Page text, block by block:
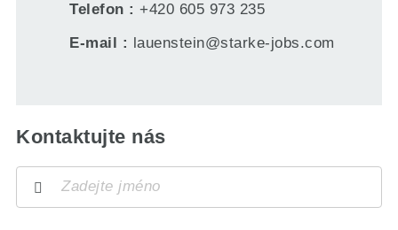
Telefon
+420 605 973 235
E-mail
lauenstein@starke-jobs.com
Kontaktujte nás